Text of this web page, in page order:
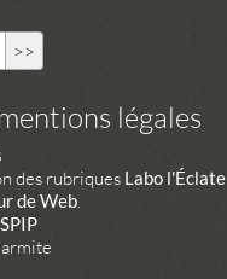
légales
des rubriques Labo l'Éclate
de Web.